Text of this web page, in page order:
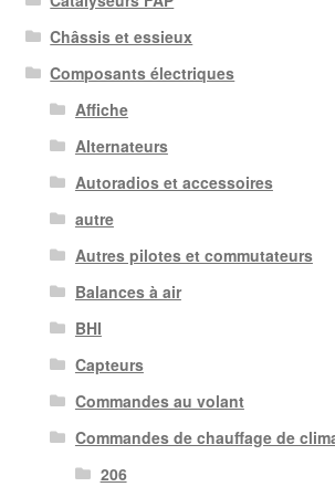
plus
ancien
Châssis et essieux
Composants électriques
Affiche
Alternateurs
Autoradios et accessoires
autre
Autres pilotes et commutateurs
Balances à air
BHI
Capteurs
Commandes au volant
Commandes de chauffage de
206